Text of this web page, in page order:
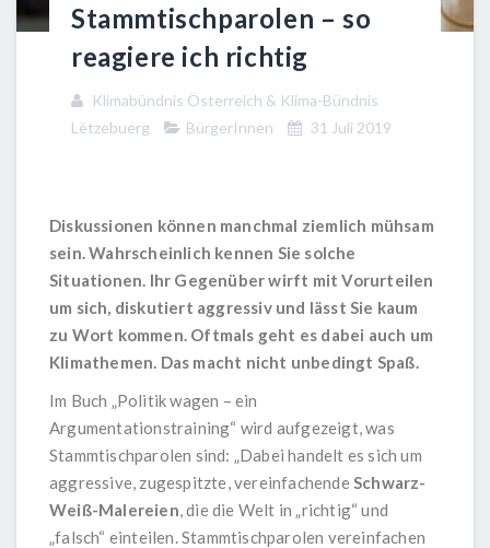
Stammtischparolen – so
reagiere ich richtig
Klimabündnis Österreich & Klima-Bündnis
Lëtzebuerg
BürgerInnen 31 Juli 2019
Diskussionen können manchmal ziemlich mühsam
sein. Wahrscheinlich kennen Sie solche
Situationen. Ihr Gegenüber wirft mit Vorurteilen
um sich, diskutiert aggressiv und lässt Sie kaum
zu Wort kommen. Oftmals geht es dabei auch um
Klimathemen. Das macht nicht unbedingt Spaß.
Im Buch „ Politik wagen – ein
Argumentationstraining“ wird aufgezeigt, was
Stammtischparolen sind: „Dabei handelt es sich um
aggressive, zugespitzte, vereinfachende Schwarz-
Weiß-Malereien , die die Welt in „richtig“ und
„falsch“ einteilen. Stammtischparolen vereinfachen